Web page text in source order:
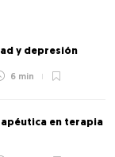
y depresión
6 min
en terapia